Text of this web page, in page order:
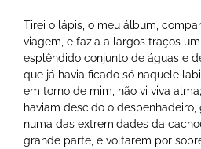
Tirei o lápis, o meu álbum,
viagem, e fazia a largos traços
esplêndido conjunto de águas e
que já havia ficado só naquele
em torno de mim, não vi viva
haviam descido o despenhadeiro,
numa das extremidades da
grande parte, e voltarem por